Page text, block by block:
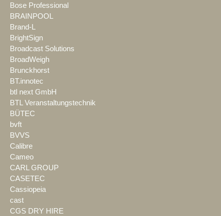
Bose Professional
BRAINPOOL
Brand-L
BrightSign
Broadcast Solutions
BroadWeigh
Brunckhorst
BT.innotec
btl next GmbH
BTL Veranstaltungstechnik
BÜTEC
bvft
BVVS
Calibre
Cameo
CARL GROUP
CASETEC
Cassiopeia
cast
CGS DRY HIRE